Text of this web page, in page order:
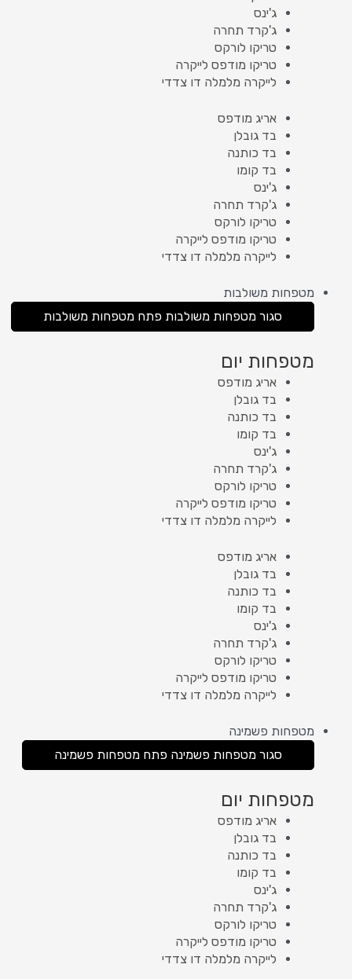
ג'ינס
ג'קרד תחרה
טריקו לורקס
טריקו מודפס לייקרה
לייקרה מלמלה דו צדדי
אריג מודפס
בד גובלן
בד כותנה
בד קומו
ג'ינס
ג'קרד תחרה
טריקו לורקס
טריקו מודפס לייקרה
לייקרה מלמלה דו צדדי
מטפחות משולבות
סגור מטפחות משולבות פתח מטפחות משולבות
מטפחות יום
אריג מודפס
בד גובלן
בד כותנה
בד קומו
ג'ינס
ג'קרד תחרה
טריקו לורקס
טריקו מודפס לייקרה
לייקרה מלמלה דו צדדי
אריג מודפס
בד גובלן
בד כותנה
בד קומו
ג'ינס
ג'קרד תחרה
טריקו לורקס
טריקו מודפס לייקרה
לייקרה מלמלה דו צדדי
מטפחות פשמינה
סגור מטפחות פשמינה פתח מטפחות פשמינה
מטפחות יום
אריג מודפס
בד גובלן
בד כותנה
בד קומו
ג'ינס
ג'קרד תחרה
טריקו לורקס
טריקו מודפס לייקרה
לייקרה מלמלה דו צדדי